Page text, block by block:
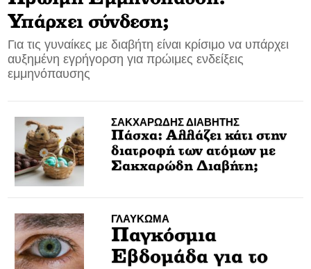
CONTACT
ADVERTISE
Υπάρχει σύνδεση;
Για τις γυναίκες με διαβήτη είναι κρίσιμο να υπάρχει
αυξημένη εγρήγορση για πρώιμες ενδείξεις
εμμηνόπαυσης
ΣΑΚΧΑΡΩΔΗΣ ΔΙΑΒΗΤΗΣ
Πάσχα: Αλλάζει κάτι στην
διατροφή των ατόμων με
Σακχαρώδη Διαβήτη;
ΓΛΑΥΚΩΜΑ
Παγκόσμια
Εβδομάδα για το